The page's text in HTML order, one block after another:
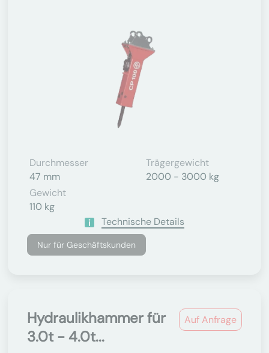
Durchmesser
47 mm
Trägergewicht
2000 - 3000 kg
Gewicht
110 kg
Technische Details
Nur für Geschäftskunden
Auf Anfrage
Hydraulikhammer für
3.0t - 4.0t...